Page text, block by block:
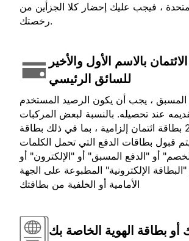
، فيجب عليك إحضار كلا الجزأين من
رخصتك.
بالاسم الأول والأخير
للسائق الرئيسي
المسبق ، يجب أن يكون الرصيد المستخدم
عند تحصيله. بالنسبة لبعض المركبات
، سيتم طلب 2 بطاقة ائتمان إلزامية ، بما في ذلك بطاقة
قبول بطاقات الدفع التي تحمل الكلمات
أو "الدفع المسبق" أو "الإلكترون" أو
الإلكترونية" المطبوعة على الجهة
الأمامية أو الخلفية من بطاقتك
بطاقة الهوية الخاصة بك